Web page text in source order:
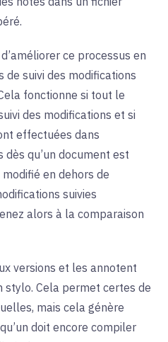
ce processus en
suivi des modifications
fonctionne si tout le
des modifications et si
effectuées dans
dès qu’un document est
en dehors de
suivies
alors à la comparaison
versions et les annotent
stylo. Cela permet certes de
mais cela génère
doit encore compiler